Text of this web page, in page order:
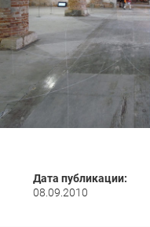
Дата публикации:
08.09.2010